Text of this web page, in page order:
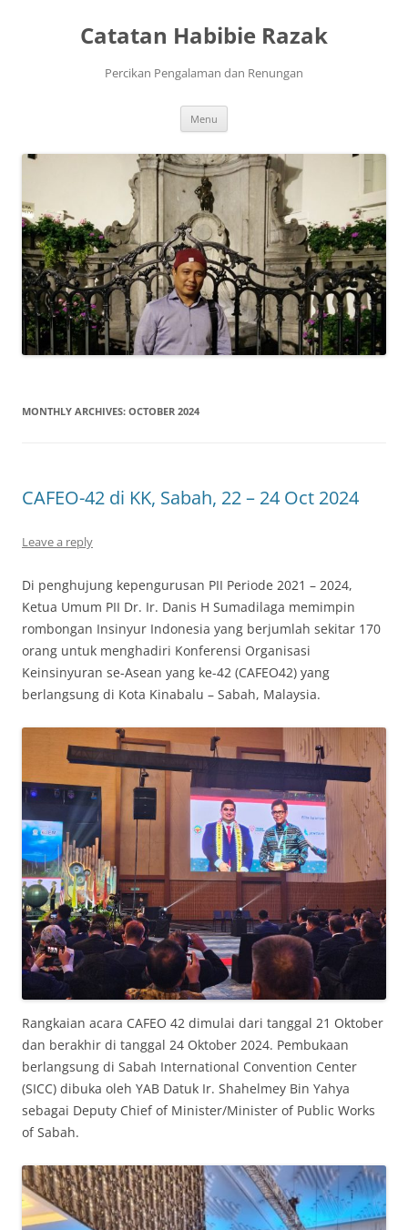
Catatan Habibie Razak
Percikan Pengalaman dan Renungan
Menu
MONTHLY ARCHIVES: OCTOBER 2024
CAFEO-42 di KK, Sabah, 22 – 24 Oct 2024
Leave a reply
Di penghujung kepengurusan PII Periode 2021 – 2024,
Ketua Umum PII Dr. Ir. Danis H Sumadilaga memimpin
rombongan Insinyur Indonesia yang berjumlah sekitar 170
orang untuk menghadiri Konferensi Organisasi
Keinsinyuran se-Asean yang ke-42 (CAFEO42) yang
berlangsung di Kota Kinabalu – Sabah, Malaysia.
Rangkaian acara CAFEO 42 dimulai dari tanggal 21 Oktober
dan berakhir di tanggal 24 Oktober 2024. Pembukaan
berlangsung di Sabah International Convention Center
(SICC) dibuka oleh YAB Datuk Ir. Shahelmey Bin Yahya
sebagai Deputy Chief of Minister/Minister of Public Works
of Sabah.